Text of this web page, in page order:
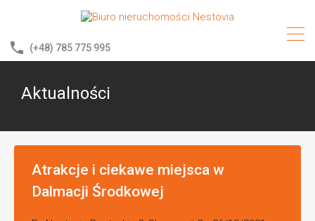
(+48) 785 775 995
Aktualności
Atrakcje i ciekawe miejsca w
Dalmacji Środkowej